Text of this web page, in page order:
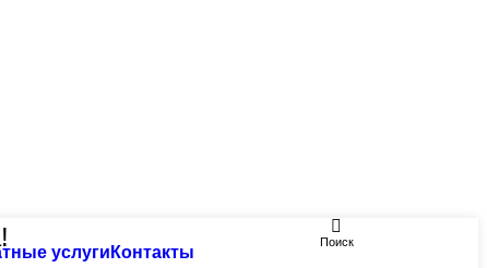
услуги Контакты
Поиск